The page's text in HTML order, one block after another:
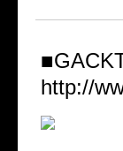
http://